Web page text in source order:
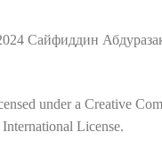
Сайфиддин
under a Creative
License.